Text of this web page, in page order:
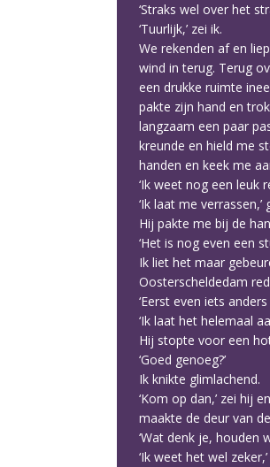
‘Straks wel over het
‘Tuurlijk,’ zei ik.
We rekenden af en
wind in terug. Terug
een drukke ruimte
pakte zijn hand en
langzaam een paar
kreunde en hield me
handen en keek me
‘Ik weet nog een leuk
‘Ik laat me verrassen,’
Hij pakte me bij de
‘Het is nog even een
Ik liet het maar
Oosterscheldedam
‘Eerst even iets
‘Ik laat het helemaal
Hij stopte voor een
‘Goed genoeg?’
Ik knikte glimlachend.
‘Kom op dan,’ zei hij
maakte de deur van
‘Wat denk je, houden
‘Ik weet het wel